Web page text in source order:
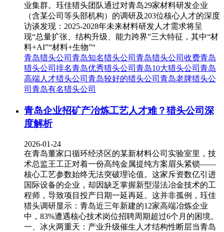
业集群。珏佳猎头团队通过对青岛29家材料研发企业
（含某公司等头部机构）的调研及203位核心人才的深度
访谈发现：2025-2028年未来材料研发人才需求将呈
现“总量扩张、结构升级、能力跨界”三大特征，其中“材
料+AI”“材料+生物”“
青岛猎头公司 青岛知名猎头公司 青岛猎头公司收费青岛
猎头公司排名青岛优秀猎头公司 青岛10大猎头公司 青岛
高端人才猎头公司 青岛较好的猎头公司 青岛老牌猎头公
司 青岛有名猎头公司
青岛企业招矿产冶炼工艺人才难？猎头公司深
度解析
2026-01-24
在青岛董家口循环经济区的某新材料公司实验室里，技
术总监王工正对着一份高纯金属提纯方案眉头紧锁——
核心工艺参数始终无法突破理论值。这家斥资数亿引进
国际设备的企业，却因缺乏掌握新型湿法冶金技术的工
程师，导致项目投产日期一延再延。这并非孤例，珏佳
猎头调研显示：青岛近三年新建的12家高端冶炼企业
中，83%遭遇核心技术岗位招聘周期超过6个月的困境。
一、冰火两重天：产业升级催生人才结构性断层当青岛